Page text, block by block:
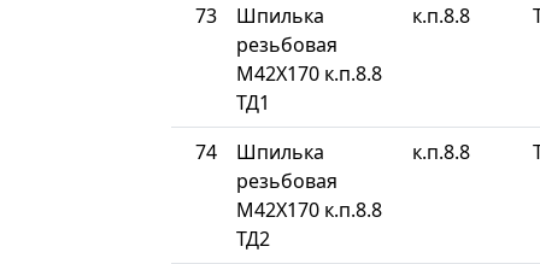
73
Шпилька
резьбовая
М42Х170 к.п.8.8
ТД1
к.п.8.8
74
Шпилька
резьбовая
М42Х170 к.п.8.8
ТД2
к.п.8.8